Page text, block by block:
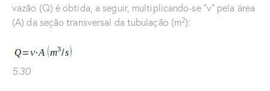
vazão (Q) é obtida, a seguir, multiplicando-se “v” pela área
(A) da seção transversal da tubulação (m2):
5.30